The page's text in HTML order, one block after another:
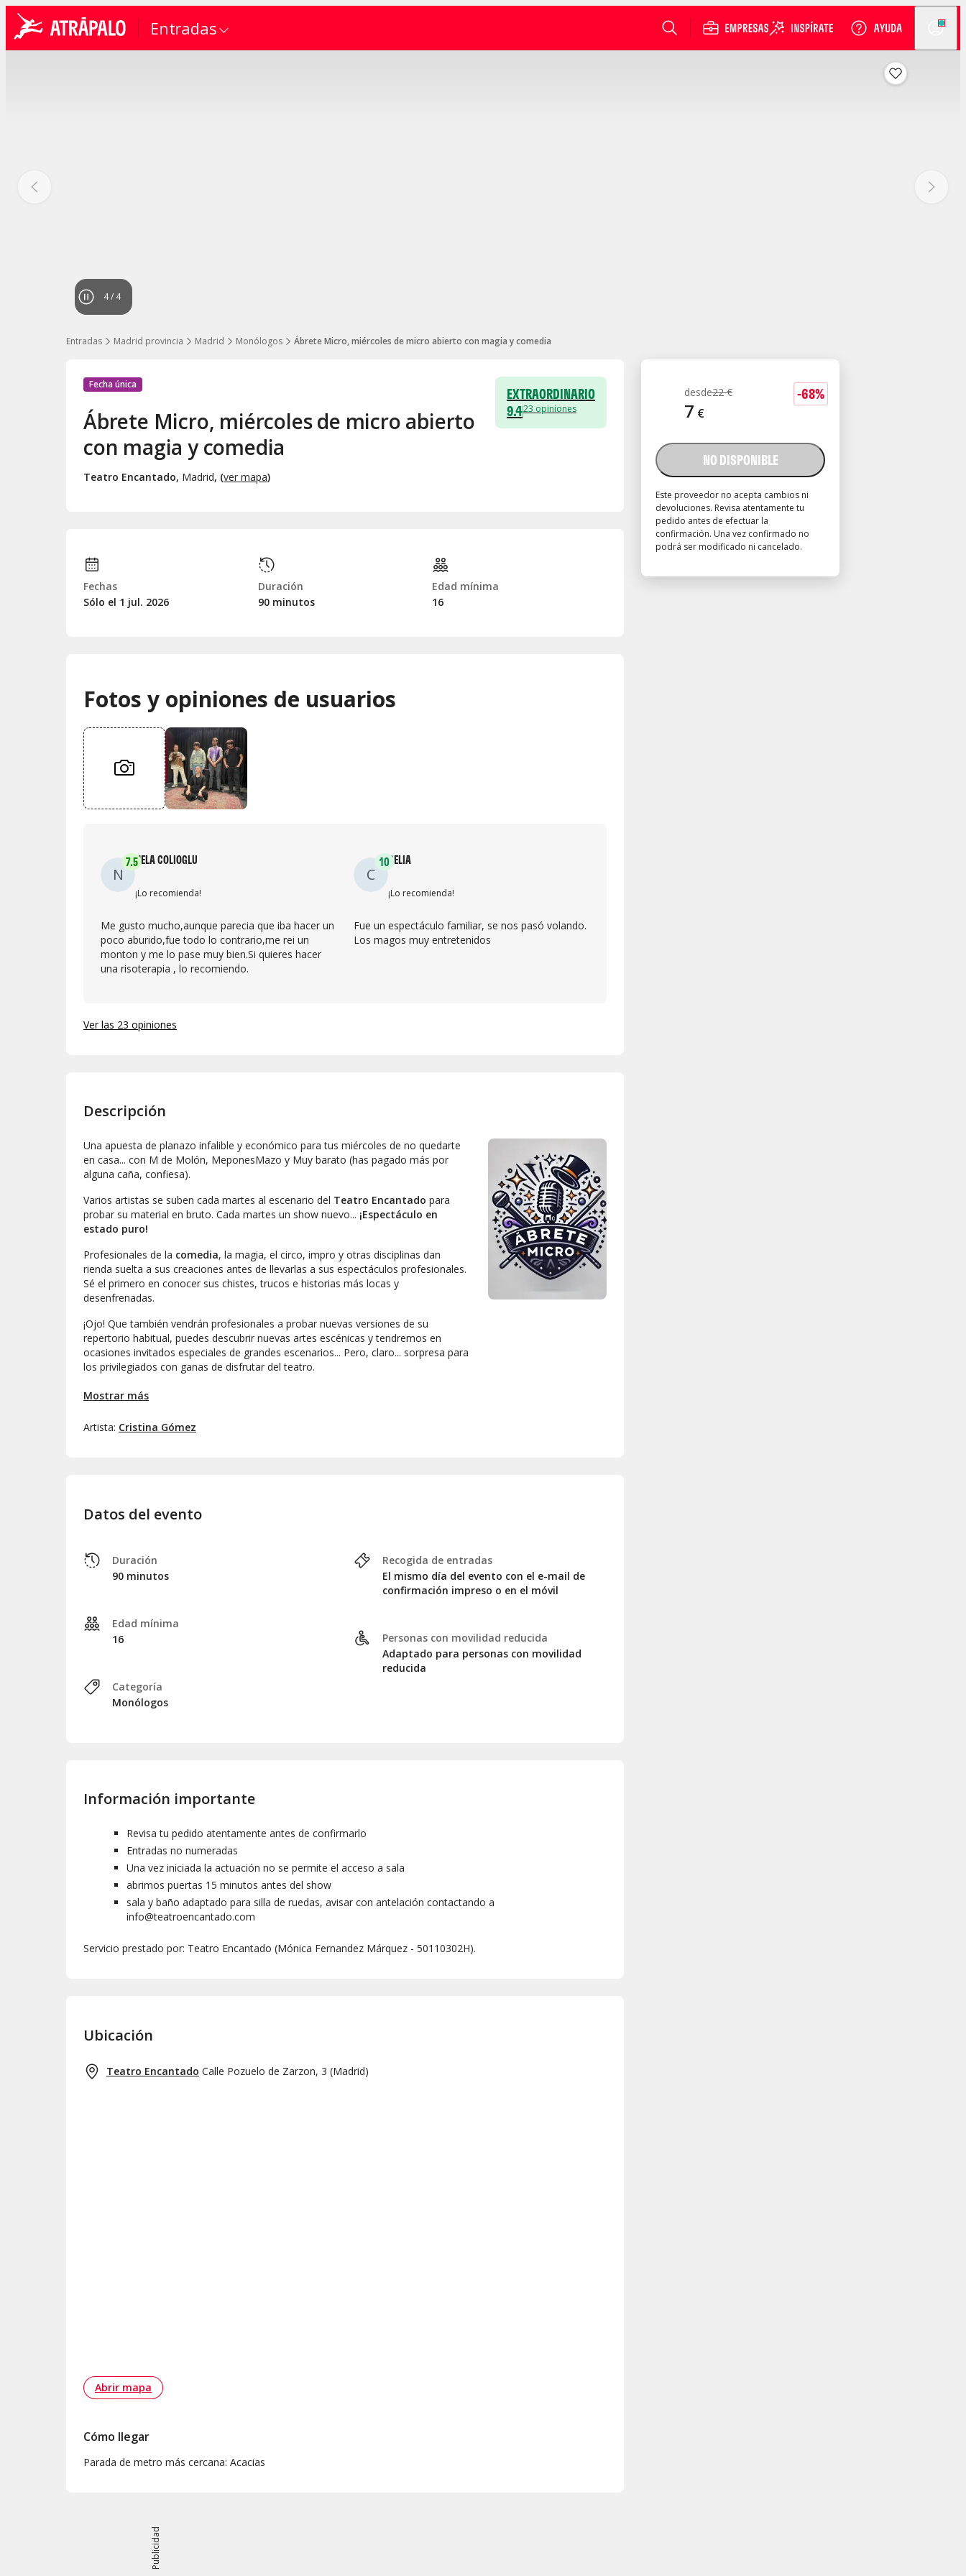
Entradas
4/ 4
Entradas Madrid provincia Madrid Monólogos Ábrete Micro, miércoles de micro abierto con magia y comedia
-68%
desde22 €
7 €
NO DISPONIBLE
Este proveedor no acepta cambios ni
devoluciones. Revisa atentamente tu
pedido antes de efectuar la
confirmación. Una vez confirmado no
podrá ser modificado ni cancelado.
Fecha única
Ábrete Micro, miércoles de micro abierto
con magia y comedia
Teatro Encantado, Madrid, (ver mapa)
EXTRAORDINARIO
9.423 opiniones
Fechas
Sólo el 1 jul. 2026
Duración
90 minutos
Edad mínima
16
Fotos y opiniones de usuarios
N
7.5NELA COLIOGLU
¡Lo recomienda!
Me gusto mucho,aunque parecia que iba hacer un
poco aburido,fue todo lo contrario,me rei un
monton y me lo pase muy bien.Si quieres hacer
una risoterapia , lo recomiendo.
C
10CELIA
¡Lo recomienda!
Fue un espectáculo familiar, se nos pasó volando.
Los magos muy entretenidos
Ver las 23 opiniones
Descripción
Una apuesta de planazo infalible y económico para tus miércoles de no quedarte
en casa... con M de Molón, MeponesMazo y Muy barato (has pagado más por
alguna caña, confiesa).
Varios artistas se suben cada martes al escenario del Teatro Encantado para
probar su material en bruto. Cada martes un show nuevo... ¡Espectáculo en
estado puro!
Profesionales de la comedia, la magia, el circo, impro y otras disciplinas dan
rienda suelta a sus creaciones antes de llevarlas a sus espectáculos profesionales.
Sé el primero en conocer sus chistes, trucos e historias más locas y
desenfrenadas.
¡Ojo! Que también vendrán profesionales a probar nuevas versiones de su
repertorio habitual, puedes descubrir nuevas artes escénicas y tendremos en
ocasiones invitados especiales de grandes escenarios... Pero, claro... sorpresa para
los privilegiados con ganas de disfrutar del teatro.
Ábrete micro
El elenco es diferente cada martes/miércoles y tanto cómicas/os como
Mostrar más
Artista: Cristina Gómez
Datos del evento
Duración
90 minutos
Edad mínima
16
Categoría
Monólogos
Recogida de entradas
El mismo día del evento con el e-mail de
confirmación impreso o en el móvil
Personas con movilidad reducida
Adaptado para personas con movilidad
reducida
Información importante
Revisa tu pedido atentamente antes de confirmarlo
Entradas no numeradas
Una vez iniciada la actuación no se permite el acceso a sala
abrimos puertas 15 minutos antes del show
sala y baño adaptado para silla de ruedas, avisar con antelación contactando a
info@teatroencantado.com
Servicio prestado por: Teatro Encantado (Mónica Fernandez Márquez - 50110302H).
Ubicación
Teatro Encantado Calle Pozuelo de Zarzon, 3 (Madrid)
Abrir mapa
Cómo llegar
Parada de metro más cercana: Acacias
Publicidad